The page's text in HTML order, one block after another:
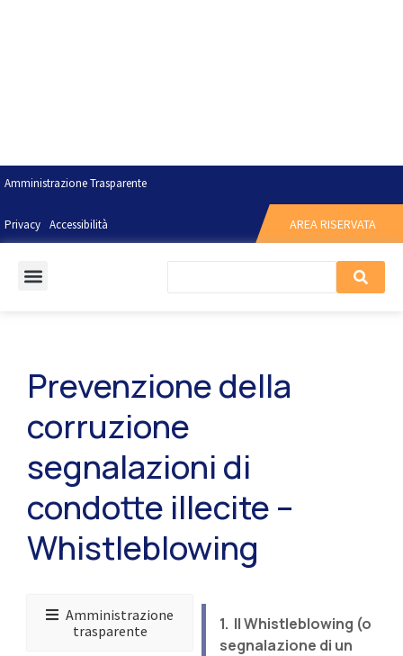
Amministrazione Trasparente
Privacy Accessibilità AREA RISERVATA
Prevenzione della
corruzione
segnalazioni di
condotte illecite –
Whistleblowing
Amministrazione
trasparente
1. Il Whistleblowing (o
segnalazione di un